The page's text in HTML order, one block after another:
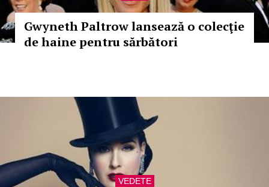
Gwyneth Paltrow lansează o colecţie
de haine pentru sărbători
VEDETE